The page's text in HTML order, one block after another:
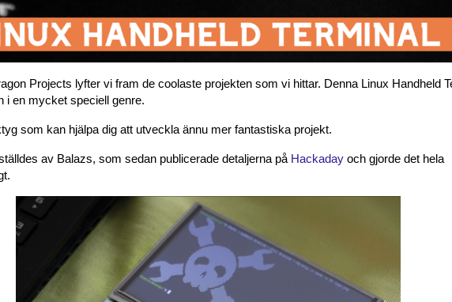
Projects lyfter vi fram de coolaste projekten som vi hittar. Denna Linux Handheld
i en mycket speciell genre.
som kan hjälpa dig att utveckla ännu mer fantastiska projekt.
av Balazs, som sedan publicerade detaljerna på Hackaday och gjorde det hela